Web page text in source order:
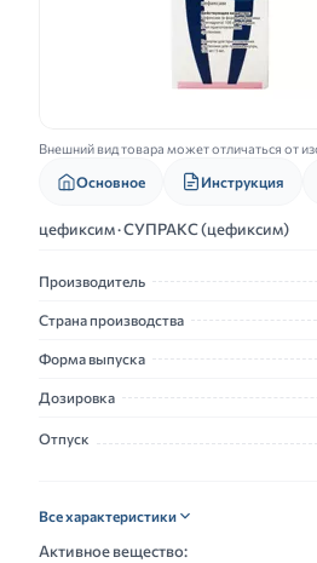
Внешний вид товара может отличаться от
Основное Инструкция
цефиксим · СУПРАКС (цефиксим)
Производитель
Страна производства
Форма выпуска
Дозировка
Отпуск
Все характеристики
Активное вещество: